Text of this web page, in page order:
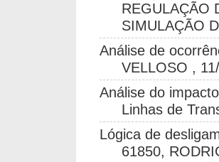
REGULAÇÃO
SIMULAÇÃO
Análise de
VELLOSO ,
Análise do
Linhas de
Lógica de
61850,